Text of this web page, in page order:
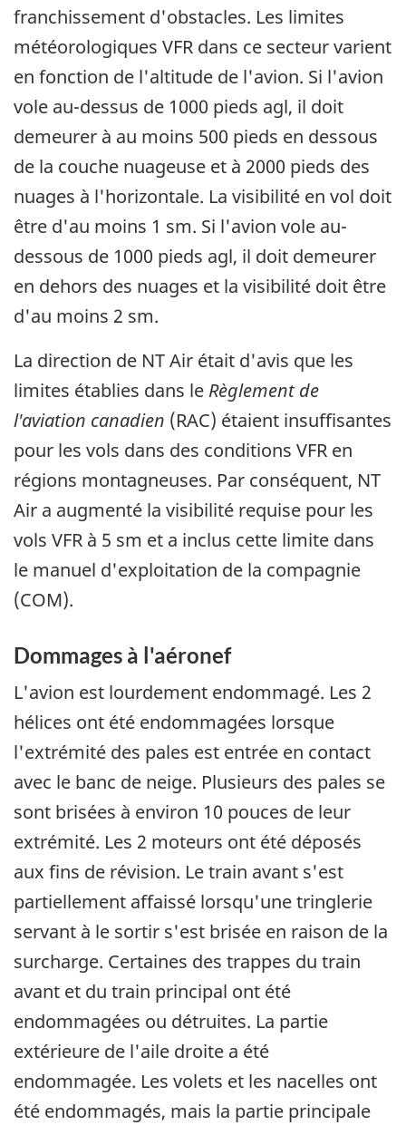
franchissement d'obstacles. Les limites
météorologiques VFR dans ce secteur varient
en fonction de l'altitude de l'avion. Si l'avion
vole au-dessus de 1000 pieds agl, il doit
demeurer à au moins 500 pieds en dessous
de la couche nuageuse et à 2000 pieds des
nuages à l'horizontale. La visibilité en vol doit
être d'au moins 1 sm. Si l'avion vole au-
dessous de 1000 pieds agl, il doit demeurer
en dehors des nuages et la visibilité doit être
d'au moins 2 sm.
La direction de NT Air était d'avis que les
limites établies dans le Règlement de
l'aviation canadien (RAC) étaient insuffisantes
pour les vols dans des conditions VFR en
régions montagneuses. Par conséquent, NT
Air a augmenté la visibilité requise pour les
vols VFR à 5 sm et a inclus cette limite dans
le manuel d'exploitation de la compagnie
(COM).
Dommages à l'aéronef
L'avion est lourdement endommagé. Les 2
hélices ont été endommagées lorsque
l'extrémité des pales est entrée en contact
avec le banc de neige. Plusieurs des pales se
sont brisées à environ 10 pouces de leur
extrémité. Les 2 moteurs ont été déposés
aux fins de révision. Le train avant s'est
partiellement affaissé lorsqu'une tringlerie
servant à le sortir s'est brisée en raison de la
surcharge. Certaines des trappes du train
avant et du train principal ont été
endommagées ou détruites. La partie
extérieure de l'aile droite a été
endommagée. Les volets et les nacelles ont
été endommagés, mais la partie principale